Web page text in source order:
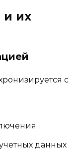
и их
с
данных